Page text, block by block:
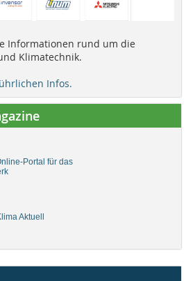
Informationen rund um die
Klimatechnik.
Infos.
Portal für das
Aktuell